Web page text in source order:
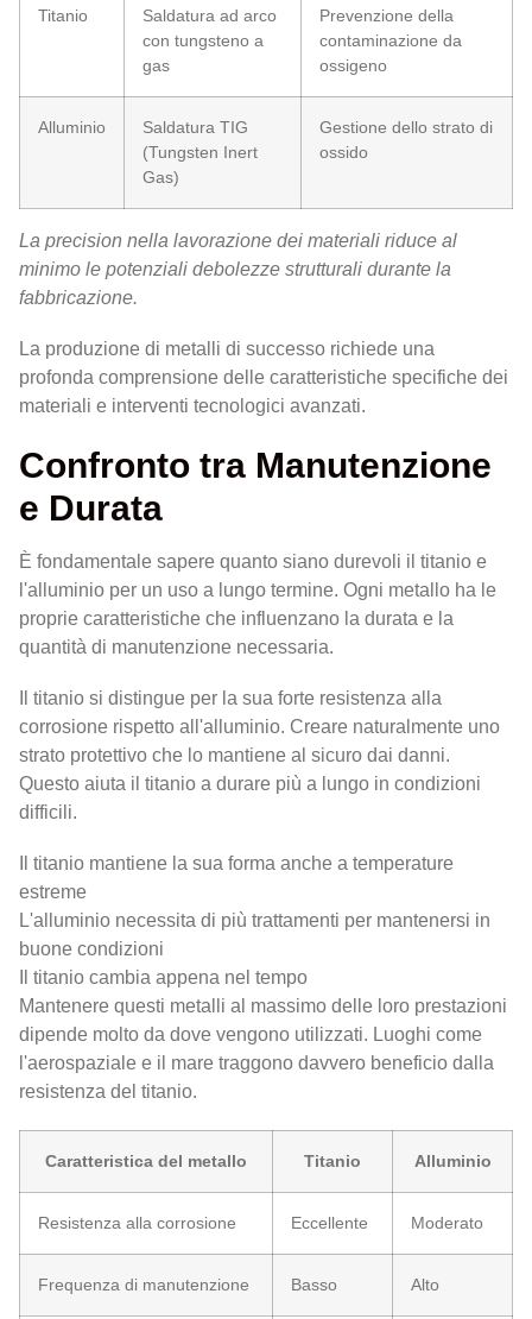
Titanio
Saldatura ad arco
con tungsteno a
gas
Prevenzione della
contaminazione da
ossigeno
Alluminio
Saldatura TIG
(Tungsten Inert
Gas)
Gestione dello strato di
ossido
La precision nella lavorazione dei materiali riduce al
minimo le potenziali debolezze strutturali durante la
fabbricazione.
La produzione di metalli di successo richiede una
profonda comprensione delle caratteristiche specifiche dei
materiali e interventi tecnologici avanzati.
Confronto tra Manutenzione
e Durata
È fondamentale sapere quanto siano durevoli il titanio e
l'alluminio per un uso a lungo termine. Ogni metallo ha le
proprie caratteristiche che influenzano la durata e la
quantità di manutenzione necessaria.
Il titanio si distingue per la sua forte resistenza alla
corrosione rispetto all'alluminio. Creare naturalmente uno
strato protettivo che lo mantiene al sicuro dai danni.
Questo aiuta il titanio a durare più a lungo in condizioni
difficili.
Il titanio mantiene la sua forma anche a temperature
estreme
L'alluminio necessita di più trattamenti per mantenersi in
buone condizioni
Il titanio cambia appena nel tempo
Mantenere questi metalli al massimo delle loro prestazioni
dipende molto da dove vengono utilizzati. Luoghi come
l'aerospaziale e il mare traggono davvero beneficio dalla
resistenza del titanio.
Caratteristica del metallo Titanio Alluminio
Resistenza alla corrosione Eccellente Moderato
Frequenza di manutenzione Basso Alto